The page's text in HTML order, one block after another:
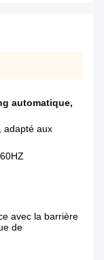
automatique,
adapté aux
avec la barrière
de